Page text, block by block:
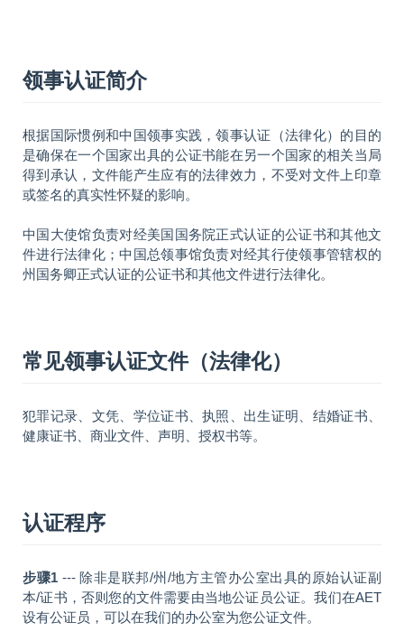
领事认证简介
根据国际惯例和中国领事实践，领事认证（法律化）的目的
是确保在一个国家出具的公证书能在另一个国家的相关当局
得到承认，文件能产生应有的法律效力，不受对文件上印章
或签名的真实性怀疑的影响。
中国大使馆负责对经美国国务院正式认证的公证书和其他文
件进行法律化；中国总领事馆负责对经其行使领事管辖权的
州国务卿正式认证的公证书和其他文件进行法律化。
常见领事认证文件（法律化）
犯罪记录、文凭、学位证书、执照、出生证明、结婚证书、
健康证书、商业文件、声明、授权书等。
认证程序
步骤1 --- 除非是联邦/州/地方主管办公室出具的原始认证副
本/证书，否则您的文件需要由当地公证员公证。我们在AET
设有公证员，可以在我们的办公室为您公证文件。